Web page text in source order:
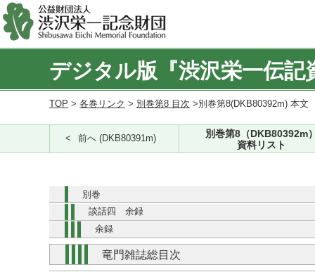
デジタル版『渋沢栄一伝記
TOP > 各巻リンク > 別巻第8 目次 >別巻第8(DKB80392m) 本文
前へ (DKB80391m)
別巻第8（DKB80392m
資料リスト
別巻
談話四 余録
余録
竜門雑誌総目次